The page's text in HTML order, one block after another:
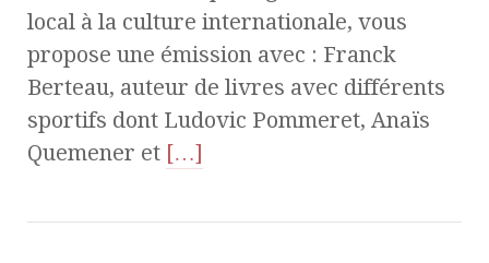
local à la culture internationale, vous
propose une émission avec : Franck
Berteau, auteur de livres avec différents
sportifs dont Ludovic Pommeret, Anaïs
Quemener et […]